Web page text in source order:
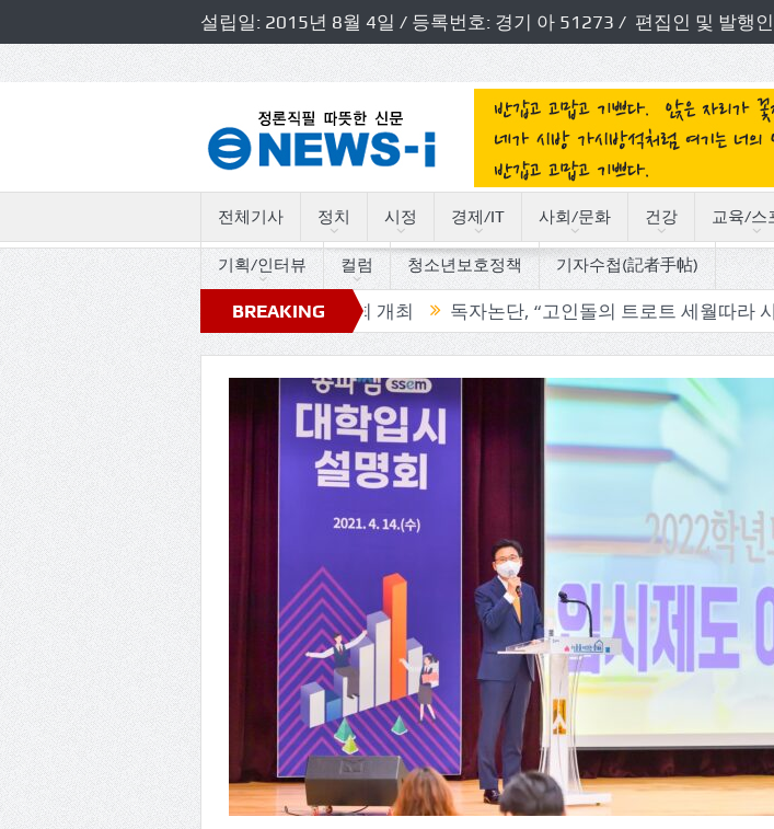
설립일: 2015년 8월 4일 / 등록번호: 경기 아 51273 / 편집인 및 발행
전체기사 정치 시정 경제/IT 사회/문화 건강 교육/스
기획/인터뷰 컬럼 청소년보호정책 기자수첩(記者手帖)
BREAKING
NEWS
기도의원 초청 소방정책간담회 개최 독자논단, “고인돌의 트로트 세월따라 사연따라”